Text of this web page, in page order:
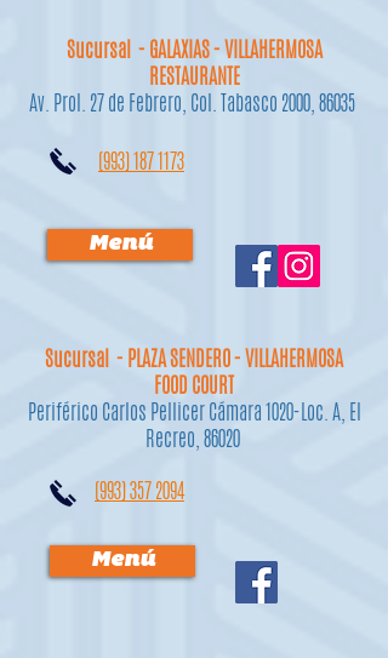
Sucursal - GALAXIAS - VILLAHERMOSA
RESTAURANTE
Av. Prol. 27 de Febrero, Col. Tabasco 2000, 86035
(993) 187 1173
Menú
Sucursal - PLAZA SENDERO - VILLAHERMOSA
FOOD COURT
Periférico Carlos Pellicer Cámara 1020-Loc. A, El
Recreo, 86020
(993) 357 2094
Menú